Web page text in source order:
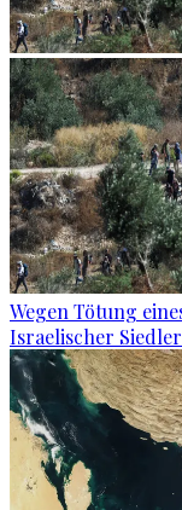
Wegen Tötung
Israelischer